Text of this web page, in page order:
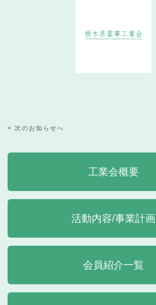
< 次のお知らせへ
工業会概要
活動内容/事業計画
会員紹介一覧